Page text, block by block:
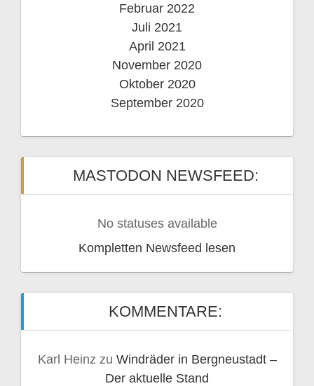
Februar 2022
Juli 2021
April 2021
November 2020
Oktober 2020
September 2020
MASTODON NEWSFEED:
No statuses available
Kompletten Newsfeed lesen
KOMMENTARE:
Karl Heinz zu Windräder in Bergneustadt –
Der aktuelle Stand